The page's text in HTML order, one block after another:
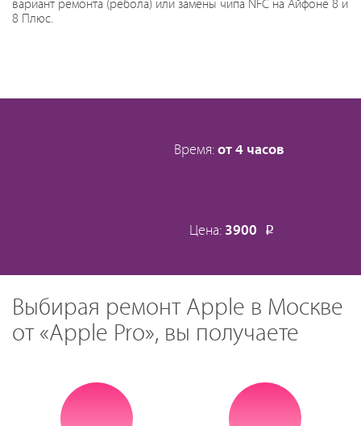
вариант ремонта (ребола) или замены чипа NFC на Айфоне 8 и
8 Плюс.
Время: от 4 часов
Цена: 3900 Р
Выбирая ремонт Apple в Москве
от «Apple Pro», вы получаете